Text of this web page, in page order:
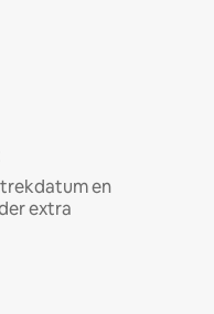
en
extra